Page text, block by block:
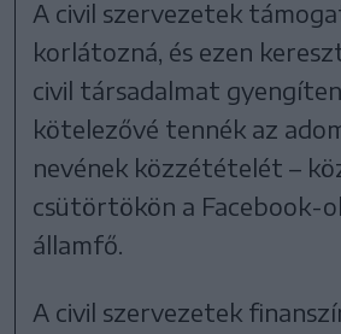
A civil szervezetek
korlátozná, és ezen
civil társadalmat
kötelezővé tennék az
nevének közzétételét –
csütörtökön a Facebook-
államfő.
A civil szervezetek